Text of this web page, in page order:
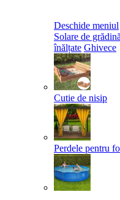
Deschide meniul
Solare de grădină
înălțate Ghivece
Cutie de nisip
Perdele pentru